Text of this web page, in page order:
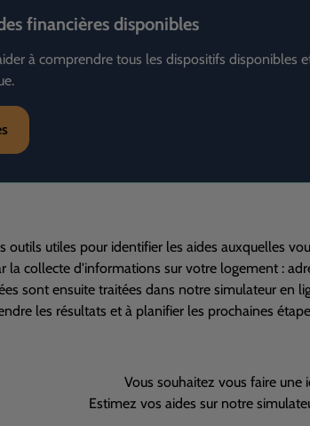
financières disponibles
à comprendre tous les dispositifs disponibles
outils utiles pour identifier les aides auxquelles
la collecte d'informations sur votre logement :
sont ensuite traitées dans notre simulateur en
les résultats et à planifier les prochaines
Vous souhaitez vous faire une
Estimez vos aides sur notre